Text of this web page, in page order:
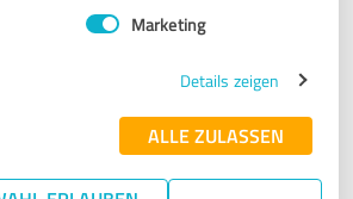
Marketing
Details zeigen
ALLE ZULASSEN
zufrieden mit der Beratung durch
Anfang an hatte ich das Gefühl,
genommen, mein Anliegen in Ruhe zu
Besonders hilfreich fand ich, dass